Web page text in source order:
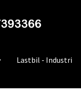
Lastbil - Industri